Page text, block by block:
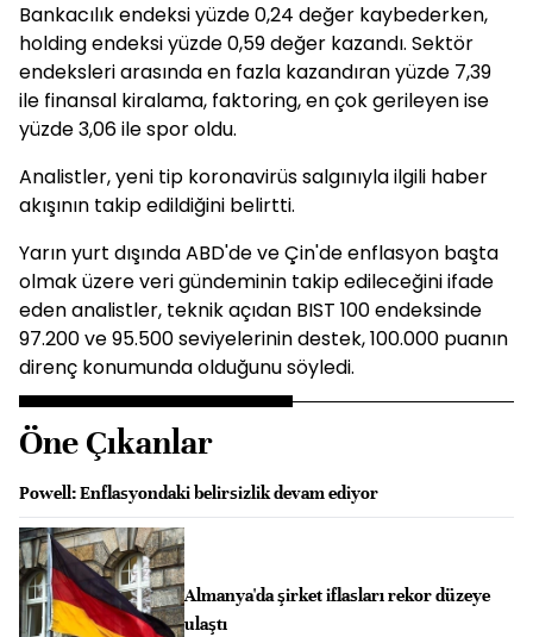
Bankacılık endeksi yüzde 0,24 değer kaybederken,
holding endeksi yüzde 0,59 değer kazandı. Sektör
endeksleri arasında en fazla kazandıran yüzde 7,39
ile finansal kiralama, faktoring, en çok gerileyen ise
yüzde 3,06 ile spor oldu.
Analistler, yeni tip koronavirüs salgınıyla ilgili haber
akışının takip edildiğini belirtti.
Yarın yurt dışında ABD'de ve Çin'de enflasyon başta
olmak üzere veri gündeminin takip edileceğini ifade
eden analistler, teknik açıdan BIST 100 endeksinde
97.200 ve 95.500 seviyelerinin destek, 100.000 puanın
direnç konumunda olduğunu söyledi.
Öne Çıkanlar
Powell: Enflasyondaki belirsizlik devam ediyor
Almanya'da şirket iflasları rekor düzeye
ulaştı